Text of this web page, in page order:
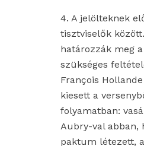
4. A jelölteknek
tisztviselők
határozzák meg
szükséges
François
kiesett a
folyamatban:
Aubry-val abban,
paktum létezett,